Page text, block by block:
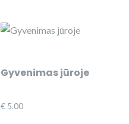
Gyvenimas jūroje
€ 5.00